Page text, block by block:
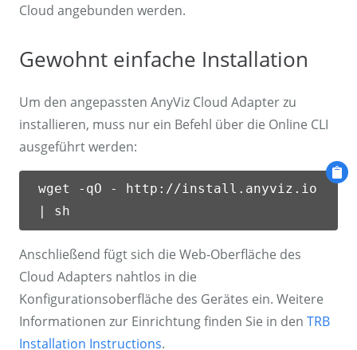
Cloud angebunden werden.
Gewohnt einfache Installation
Um den angepassten AnyViz Cloud Adapter zu
installieren, muss nur ein Befehl über die Online CLI
ausgeführt werden:
wget -qO - http://install.anyviz.io
| sh
Anschließend fügt sich die Web-Oberfläche des
Cloud Adapters nahtlos in die
Konfigurationsoberfläche des Gerätes ein. Weitere
Informationen zur Einrichtung finden Sie in den TRB
Installation Instructions.